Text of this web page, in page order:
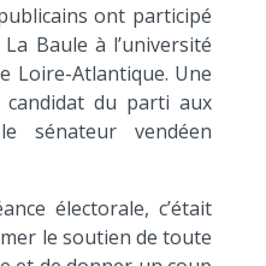
ont participé
Baule à l’université
Loire-Atlantique. Une
du parti aux
sénateur vendéen
électorale, c’était
le soutien de toute